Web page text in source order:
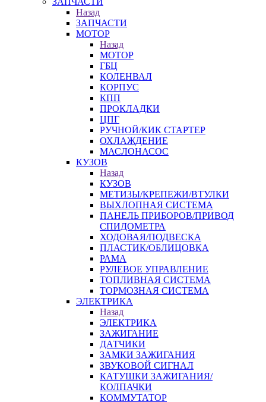
Назад
ЗАПЧАСТИ
МОТОР
Назад
МОТОР
ГБЦ
КОЛЕНВАЛ
КОРПУС
КПП
ПРОКЛАДКИ
ЦПГ
РУЧНОЙ/КИК СТАРТЕР
ОХЛАЖДЕНИЕ
МАСЛОНАСОС
КУЗОВ
Назад
КУЗОВ
МЕТИЗЫ/КРЕПЕЖИ/ВТУЛКИ
ВЫХЛОПНАЯ СИСТЕМА
ПАНЕЛЬ ПРИБОРОВ/ПРИВОД
СПИДОМЕТРА
ХОДОВАЯ/ПОДВЕСКА
ПЛАСТИК/ОБЛИЦОВКА
РАМА
РУЛЕВОЕ УПРАВЛЕНИЕ
ТОПЛИВНАЯ СИСТЕМА
ТОРМОЗНАЯ СИСТЕМА
ЭЛЕКТРИКА
Назад
ЭЛЕКТРИКА
ЗАЖИГАНИЕ
ДАТЧИКИ
ЗАМКИ ЗАЖИГАНИЯ
ЗВУКОВОЙ СИГНАЛ
КАТУШКИ ЗАЖИГАНИЯ/
КОЛПАЧКИ
КОММУТАТОР